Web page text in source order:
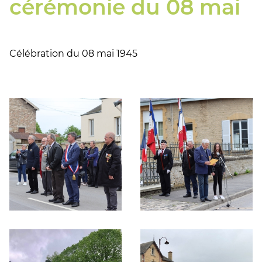
cérémonie du 08 mai
Célébration du 08 mai 1945